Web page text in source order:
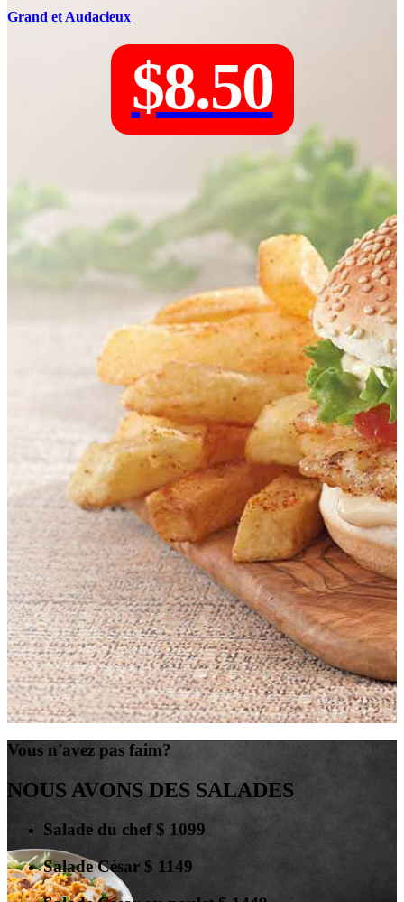
Grand et Audacieux
$8.50
Vous n'avez pas faim?
NOUS AVONS DES SALADES
Salade du chef $ 1099
Salade César $ 1149